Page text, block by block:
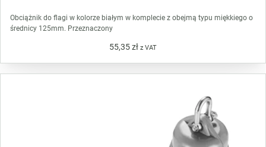
Obciążnik do flagi w kolorze białym w komplecie z obejmą typu miękkiego o
średnicy 125mm. Przeznaczony
55,35zł z VAT